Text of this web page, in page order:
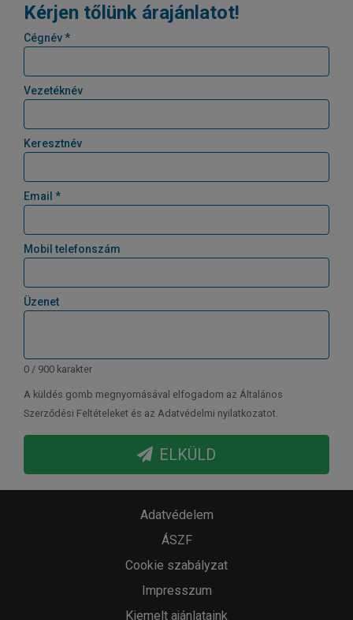
Kérjen tőlünk árajánlatot!
Cégnév *
Vezetéknév
Keresztnév
Email *
Mobil telefonszám
Üzenet
0 / 900 karakter
A küldés gomb megnyomásával elfogadom az Általános
Szerződési Feltételeket és az Adatvédelmi nyilatkozatot.
ELKÜLD
Adatvédelem
ÁSZF
Cookie szabályzat
Impresszum
Kiemelt ajánlataink